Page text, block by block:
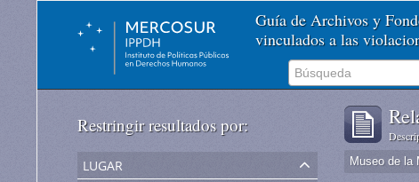
Guía de Archivos y
vinculados a las
Restringir resultados por:
lugar